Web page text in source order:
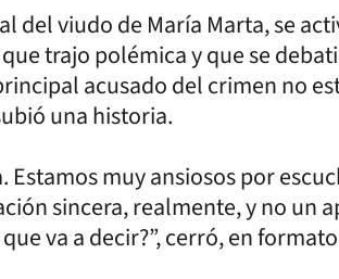
del viudo de María Marta, se
trajo polémica y que se
acusado del crimen no
una historia.
Estamos muy ansiosos por
sincera, realmente, y no un
va a decir?”, cerró, en